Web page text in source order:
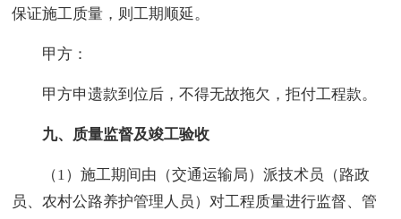
保证施工质量，则工期顺延。
甲方：
甲方申遗款到位后，不得无故拖欠，拒付工程款。
九、质量监督及竣工验收
（1）施工期间由（交通运输局）派技术员（路政
员、农村公路养护管理人员）对工程质量进行监督、管